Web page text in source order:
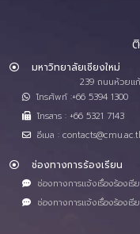
มหาวิทยาลัยเชียงใหม่
239 ถนนห้วยแ
โทรศัพท์ :+66 5394 1300
โทรสาร : +66 5321 7143
อีเมล :
ช่องทางการร้องเรียน
ช่องทางการแจ้งเรื่องร้องเ
ช่องทางการแจ้งเรื่องร้องเ